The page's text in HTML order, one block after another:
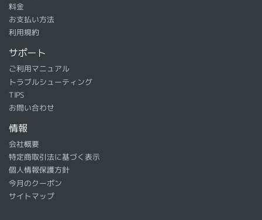
料金
お支払い方法
利用規約
サポート
ご利用マニュアル
トラブルシューティング
TIPS
お問い合わせ
情報
会社概要
特定商取引法に基づく表示
個人情報保護方針
今月のクーポン
サイトマップ